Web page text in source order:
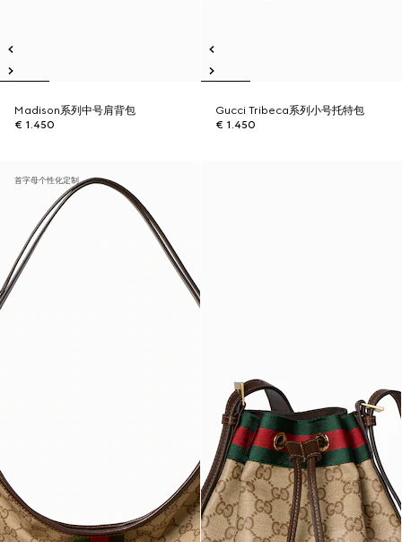
Madison系列中号肩背包
€ 1.450
Gucci Tribeca系列小号托特包
€ 1.450
首字母个性化定制